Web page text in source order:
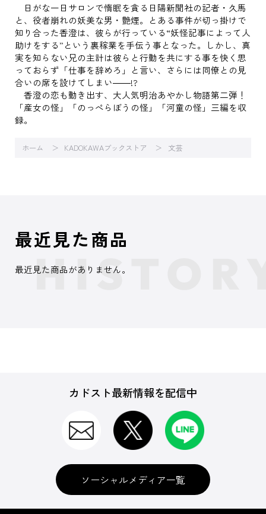
日がな一日サロンで惰眠を貪る日陽新聞社の記者・久馬
と、役者崩れの妖美な男・艶煙。とある事件が切っ掛けで
知り合った香澄は、彼らが行っている“妖怪記事によって人
助けをする”という裏稼業を手伝う事となった。しかし、真
実を知らない兄の主計は彼らと行動を共にする事を快く思
っておらず「仕事を辞めろ」と言い、さらには同僚との見
合いの席を設けてしまい――!?
香澄の恋も動き出す、大人気明治あやかし物語第二弾！
「産女の怪」「のっぺらぼうの怪」「河童の怪」三編を収
録。
ホーム KADOKAWAブックストア 文芸
最近見た商品
最近見た商品がありません。
カドスト最新情報を配信中
ソーシャルメディア一覧